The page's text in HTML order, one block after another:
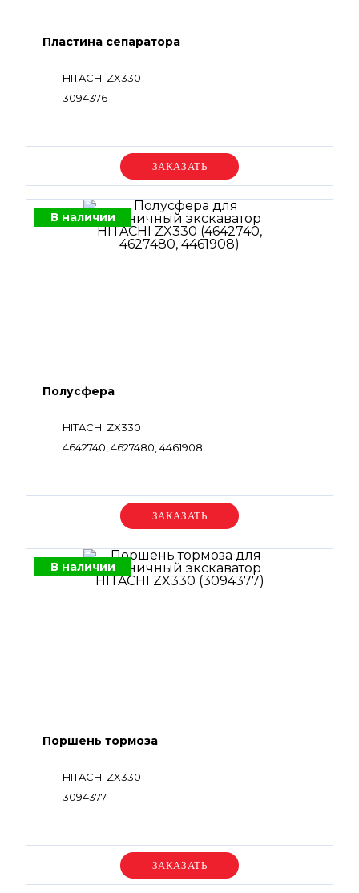
Пластина сепаратора
HITACHI ZX330
3094376
Уточняйте цену
В наличии
Полусфера
HITACHI ZX330
4642740, 4627480, 4461908
Уточняйте цену
В наличии
Поршень тормоза
HITACHI ZX330
3094377
Уточняйте цену